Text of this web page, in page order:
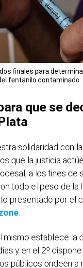
finales para
fentanilo contaminado
que se
solidaridad con
que la justicia
a los fines de
todo el peso de la
presentado por el
mismo establece la
y en el 2º
públicos ondeen a